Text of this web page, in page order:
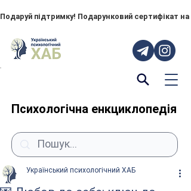
Подаруй підтримку! Подарунковий сертифікат
Психологічна енкциклопедія
Український психологічний ХАБ